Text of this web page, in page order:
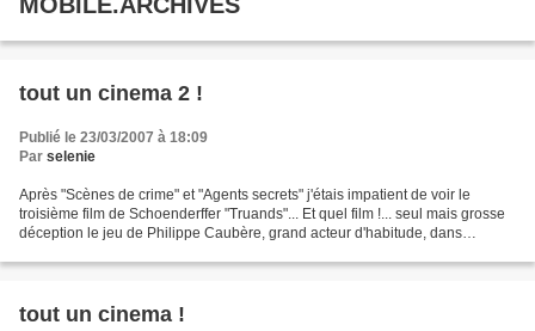
tout un cinema 2 !
Publié le 23/03/2007 à 18:09
Par selenie
Après "Scènes de crime" et "Agents secrets" j'étais impatient de voir le
troisième film de Schoenderffer "Truands"... Et quel film !... seul mais grosse
déception le jeu de Philippe Caubère, grand acteur d'habitude, dans
tout un cinema !